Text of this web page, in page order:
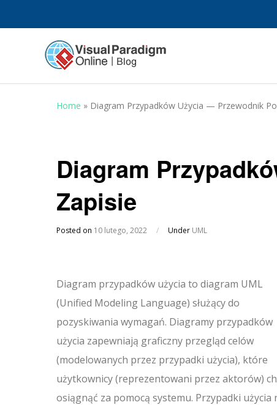
Home » Diagram Przypadków Użycia — Przewodnik
Diagram
Zapisie
Posted on 10 lutego, 2022 / Under UML
Diagram przypadków użycia to diagram UML
(Unified Modeling Language) służący do
pozyskiwania wymagań. Diagramy przypadków
użycia zapewniają graficzny przegląd celów
(modelowanych przez przypadki użycia), które
użytkownicy (reprezentowani przez aktorów)
osiągnąć za pomocą systemu. Przypadki użycia